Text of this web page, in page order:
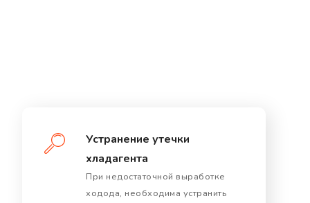
Устранение утечки
хладагента
При недостаточной выработке
ходода, необходима устранить